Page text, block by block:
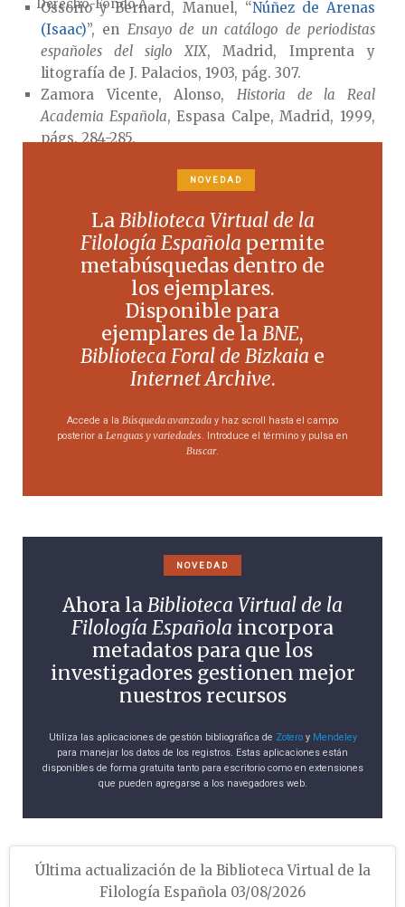
Ossorio y Bernard, Manuel, “Núñez de Arenas
(Isaac)”, en Ensayo de un catálogo de periodistas
españoles del siglo XIX, Madrid, Imprenta y
litografía de J. Palacios, 1903, pág. 307.
Zamora Vicente, Alonso,Historia de la Real
Academia Española, Espasa Calpe,Madrid, 1999,
págs. 284-285.
Arenas y el racionalismo lingüístico:
general (1847)”, en C. Pérez Cordón y J. L.
Ramírez Luengo (eds.),El español en sus
textosmanual de comentarios lingüísticos e
historiográficos, Axac,Lugo, 2007, págs. 145-164.
M.ª Ángeles García Aranda
Derecho-Fondo A...
NOVEDAD
LaBiblioteca Virtual de la
Filología Española permite
metabúsquedas dentro de
los ejemplares.
Disponible para
ejemplares de laBNE,
Biblioteca Foral de Bizkaia e
Internet Archive.
Accede a la Búsqueda avanzada y haz scroll hasta el campo
posterior a Lenguas y variedades. Introduce el término y pulsa en
Buscar.
NOVEDAD
Ahora laBiblioteca Virtual de la
Filología Española incorpora
metadatos para que los
investigadores gestionen mejor
nuestros recursos
Utiliza las aplicaciones de gestión bibliográfica de Zoteroy Mendeley
para manejar los datos de los registros. Estas aplicaciones están
disponibles de forma gratuita tanto para escritorio como en extensiones
que pueden agregarse a los navegadores web.
Última actualización de la Biblioteca Virtual de la
Filología Española 03/08/2026